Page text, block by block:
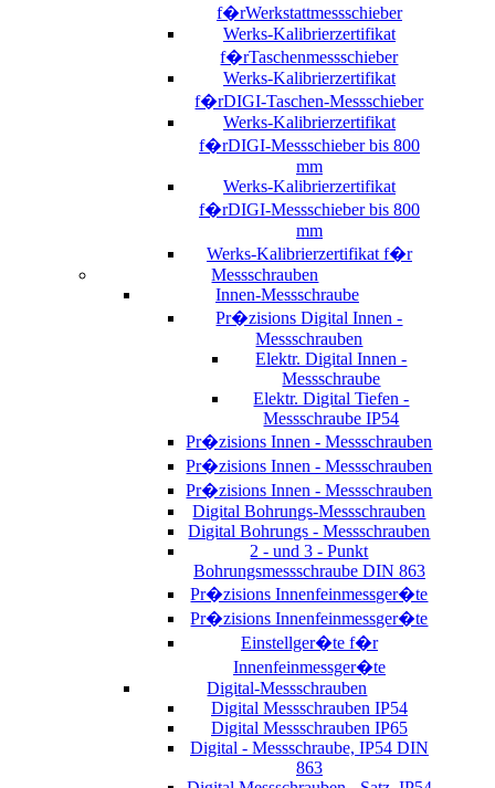
f�rWerkstattmessschieber
Werks-Kalibrierzertifikat
f�rTaschenmessschieber
Werks-Kalibrierzertifikat
f�rDIGI-Taschen-Messschieber
Werks-Kalibrierzertifikat
f�rDIGI-Messschieber bis 800
mm
Werks-Kalibrierzertifikat
f�rDIGI-Messschieber bis 800
mm
Werks-Kalibrierzertifikat f�r
Messschrauben
Innen-Messschraube
Pr�zisions Digital Innen -
Messschrauben
Elektr. Digital Innen -
Messschraube
Elektr. Digital Tiefen -
Messschraube IP54
Pr�zisions Innen - Messschrauben
Pr�zisions Innen - Messschrauben
Pr�zisions Innen - Messschrauben
Digital Bohrungs-Messschrauben
Digital Bohrungs - Messschrauben
2 - und 3 - Punkt
Bohrungsmessschraube DIN 863
Pr�zisions Innenfeinmessger�te
Pr�zisions Innenfeinmessger�te
Einstellger�te f�r
Innenfeinmessger�te
Digital-Messschrauben
Digital Messschrauben IP54
Digital Messschrauben IP65
Digital - Messschraube, IP54 DIN
863